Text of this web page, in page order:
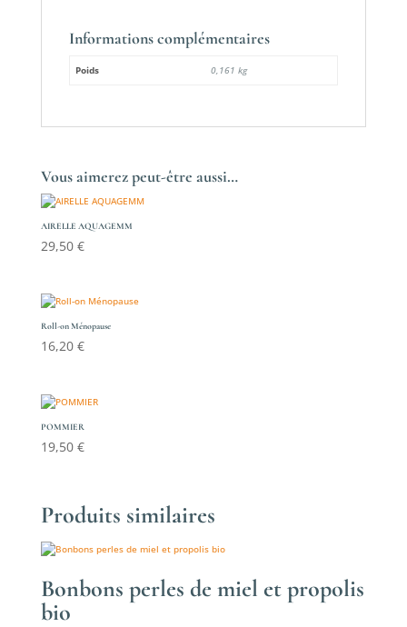
Informations complémentaires
Poids 0,161 kg
Vous aimerez peut-être aussi…
AIRELLE AQUAGEMM
29,50 €
Roll-on Ménopause
16,20 €
POMMIER
19,50 €
Produits similaires
Bonbons perles de miel et propolis
bio